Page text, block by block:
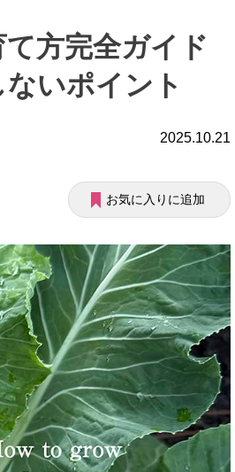
て方完全ガイド
ないポイント
2025.10.21
お気に入りに追加